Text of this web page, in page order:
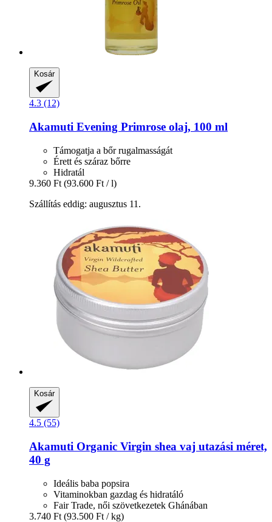
Kosár
4.3 (12)
Akamuti Evening Primrose olaj, 100 ml
Támogatja a bőr rugalmasságát
Érett és száraz bőrre
Hidratál
9.360 Ft (93.600 Ft / l)
Szállítás eddig: augusztus 11.
Kosár
4.5 (55)
Akamuti Organic Virgin shea vaj utazási méret,
40 g
Ideális baba popsira
Vitaminokban gazdag és hidratáló
Fair Trade, női szövetkezetek Ghánában
3.740 Ft (93.500 Ft / kg)